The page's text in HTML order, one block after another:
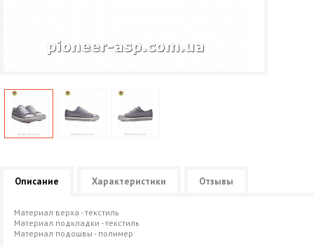
Описание Характеристики Отзывы
Материал верха - текстиль
Материал подкладки - текстиль
Материал подошвы - полимер